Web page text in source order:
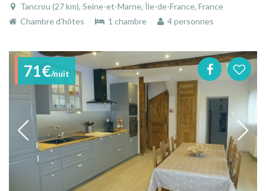
Tancrou (27 km), Seine-et-Marne, Île-de-France, France
Chambre d'hôtes
1 chambre 4 personnes
71€/nuit